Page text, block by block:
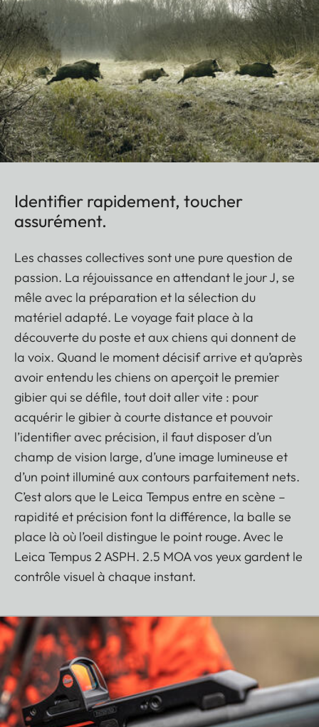
Identifier rapidement, toucher
assurément.
Les chasses collectives sont une pure question de
passion. La réjouissance en attendant le jour J, se
mêle avec la préparation et la sélection du
matériel adapté. Le voyage fait place à la
découverte du poste et aux chiens qui donnent de
la voix. Quand le moment décisif arrive et qu’après
avoir entendu les chiens on aperçoit le premier
gibier qui se défile, tout doit aller vite : pour
acquérir le gibier à courte distance et pouvoir
l’identifier avec précision, il faut disposer d’un
champ de vision large, d’une image lumineuse et
d’un point illuminé aux contours parfaitement nets.
C’est alors que le Leica Tempus entre en scène –
rapidité et précision font la différence, la balle se
place là où l’oeil distingue le point rouge. Avec le
Leica Tempus 2 ASPH. 2.5 MOA vos yeux gardent le
contrôle visuel à chaque instant.